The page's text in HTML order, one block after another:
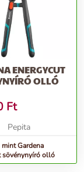
ENERGYCUT
OLLÓ
Ft
Pepita
Gardena
sövénynyíró olló